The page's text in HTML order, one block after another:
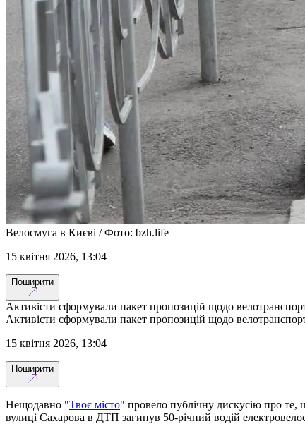
Велосмуга в Києві / Фото: bzh.life
15 квітня 2026, 13:04
Поширити
Активісти сформували пакет пропозицій щодо
Активісти сформували пакет пропозицій щодо
15 квітня 2026, 13:04
Поширити
Нещодавно "Твоє місто" провело публічну дискусію про те,
вулиці Сахарова в ДТП загинув 50-річний водій